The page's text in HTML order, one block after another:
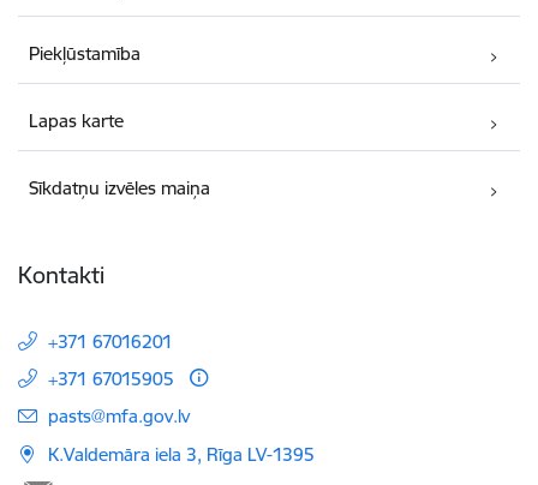
Piekļūstamība
Lapas karte
Sīkdatņu izvēles maiņa
Kontakti
+371 67016201
+371 67015905
E-pasts:
pasts@mfa.gov.lv
K.Valdemāra iela 3, Rīga LV-1395